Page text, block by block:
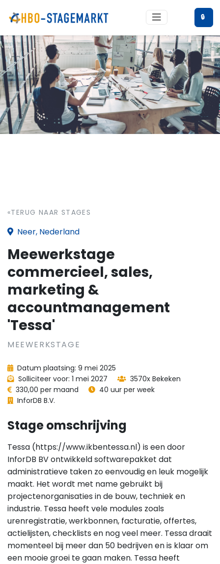
🔒
«TERUG NAAR STAGES
Neer, Nederland
Meewerkstage
commercieel, sales,
marketing &
accountmanagement
'Tessa'
MEEWERKSTAGE
Datum plaatsing: 9 mei 2025
Solliciteer voor: 1 mei 2027
3570x Bekeken
330,00 per maand
40 uur per week
InforDB B.V.
Stage omschrijving
Tessa (https://www.ikbentessa.nl) is een door
InforDB BV ontwikkeld softwarepakket dat
administratieve taken zo eenvoudig en leuk mogelijk
maakt. Het wordt met name gebruikt bij
projectenorganisaties in de bouw, techniek en
industrie. Tessa heeft vele modules zoals
urenregistratie, werkbonnen, facturatie, offertes,
actielijsten, checklists en nog veel meer. Tessa draait
momenteel bij meer dan 50 bedrijven en is klaar om
een mooie groei te gaan maken. Tessa heeft